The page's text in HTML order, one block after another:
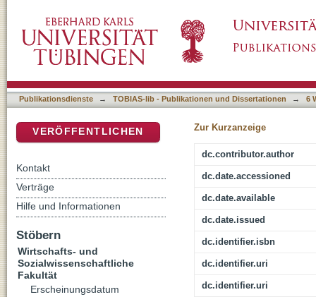
Publikationsdienste → TOBIAS-lib - Publikationen und Dissertationen → 6
Zur Kurzanzeige
dc.contributor.author
dc.date.accessioned
dc.date.available
dc.date.issued
dc.identifier.isbn
dc.identifier.uri
dc.identifier.uri
VERÖFFENTLICHEN
Kontakt
Verträge
Hilfe und Informationen
Stöbern
Wirtschafts- und
Sozialwissenschaftliche
Fakultät
Erscheinungsdatum